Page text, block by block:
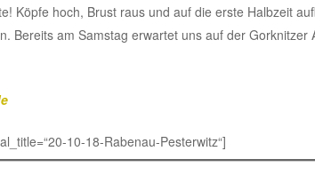
Köpfe hoch, Brust raus und auf die erste Halbzeit
Bereits am Samstag erwartet uns auf der
10-18-Rabenau-Pesterwitz“]